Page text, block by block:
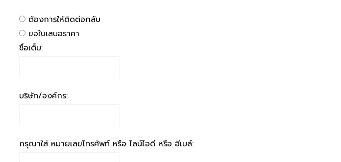
ต้องการให้ติดต่อกลับ
ขอใบเสนอราคา
ชื่อเต็ม:
บริษัท/องค์กร:
กรุณาใส่ หมายเลขโทรศัพท์ หรือ ไลน์ไอดี หรือ อีเมล์: